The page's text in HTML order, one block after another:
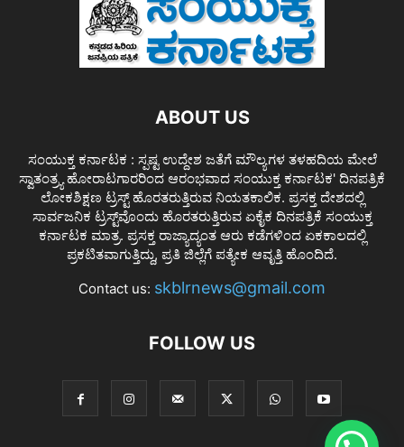
ABOUT US
ಸಂಯುಕ್ತ ಕರ್ನಾಟಕ : ಸ್ಪಷ್ಟ ಉದ್ದೇಶ ಜತೆಗೆ ಮೌಲ್ಯಗಳ ತಳಹದಿಯ ಮೇಲೆ
ಸ್ವಾತಂತ್ರ್ಯ ಹೋರಾಟಗಾರರಿಂದ ಆರಂಭವಾದ ಸಂಯುಕ್ತ ಕರ್ನಾಟಕ' ದಿನಪತ್ರಿಕೆ
ಲೋಕಶಿಕ್ಷಣ ಟ್ರಸ್ಟ್ ಹೊರತರುತ್ತಿರುವ ನಿಯತಕಾಲಿಕ. ಪ್ರಸಕ್ತ ದೇಶದಲ್ಲಿ
ಸಾರ್ವಜನಿಕ ಟ್ರಸ್ಟ್‌ವೊಂದು ಹೊರತರುತ್ತಿರುವ ಏಕೈಕ ದಿನಪತ್ರಿಕೆ ಸಂಯುಕ್ತ
ಕರ್ನಾಟಕ ಮಾತ್ರ. ಪ್ರಸಕ್ತ ರಾಜ್ಯಾದ್ಯಂತ ಆರು ಕಡೆಗಳಿಂದ ಏಕಕಾಲದಲ್ಲಿ
ಪ್ರಕಟಿತವಾಗುತ್ತಿದ್ದು, ಪ್ರತಿ ಜಿಲ್ಲೆಗೆ ಪತ್ಯೇಕ ಆವೃತ್ತಿ ಹೊಂದಿದೆ.
Contact us: skblrnews@gmail.com
FOLLOW US